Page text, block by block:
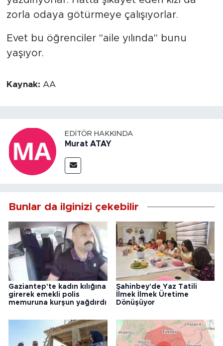
zorla odaya götürmeye çalışıyorlar.
Evet bu öğrenciler "aile yılında" bunu
yaşıyor.
Kaynak: AA
EDITÖR HAKKINDA
Murat ATAY
Bunlar da ilginizi çekebilir
Gaziantep'te kadın kılığına
girerek emekli polis
memuruna kurşun yağdırdı
Şahinbey'de Yaz Tatili
İlmek İlmek Üretime
Dönüşüyor